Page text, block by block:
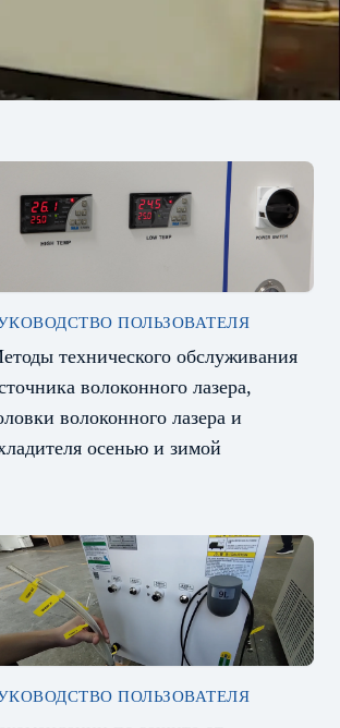
ПОЛЬЗОВАТЕЛЯ
технического обслуживания
волоконного лазера,
волоконного лазера и
осенью и зимой
ПОЛЬЗОВАТЕЛЯ